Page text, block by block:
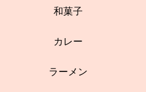
和菓子
カレー
ラーメン